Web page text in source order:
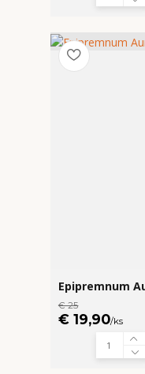
Epipremnum
€ 25
€ 19,90/ks